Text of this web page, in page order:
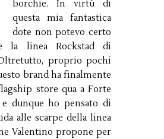
borchie. In virtù di
questa mia fantastica
dote non potevo certo
la linea Rockstad di
proprio pochi
brand ha finalmente
store qua a Forte
dunque ho pensato di
alle scarpe della linea
Valentino propone per